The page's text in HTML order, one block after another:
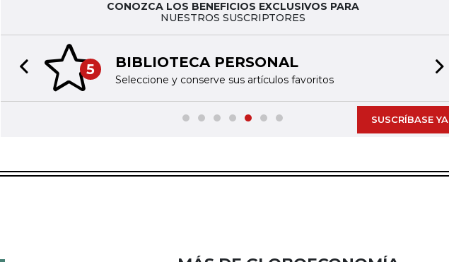
CONOZCA LOS BENEFICIOS EXCLUSIVOS PARA
NUESTROS SUSCRIPTORES
5 BIBLIOTECA PERSONAL
Seleccione y conserve sus artículos favoritos
Previous slide
SUSCRÍBASE YA